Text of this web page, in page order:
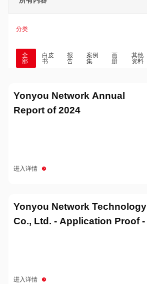
分类
全
部
白皮
书
报
告
案例
集
画
册
其他
资料
Yonyou Network Annual
Report of 2024
进入详情
Yonyou Network Technology
Co., Ltd. - Application Proof -
进入详情